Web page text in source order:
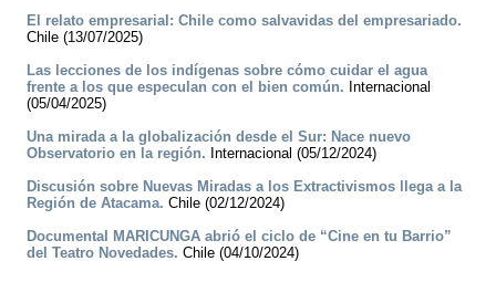
El relato empresarial: Chile como salvavidas del empresariado.
Chile (13/07/2025)
Las lecciones de los indígenas sobre cómo cuidar el agua
frente a los que especulan con el bien común. Internacional
(05/04/2025)
Una mirada a la globalización desde el Sur: Nace nuevo
Observatorio en la región. Internacional (05/12/2024)
Discusión sobre Nuevas Miradas a los Extractivismos llega a la
Región de Atacama. Chile (02/12/2024)
Documental MARICUNGA abrió el ciclo de “Cine en tu Barrio”
del Teatro Novedades. Chile (04/10/2024)